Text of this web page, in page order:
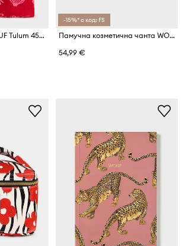
Памучна чанта WOUF Tulum 45 x 65 cm
-15%* с код: FS
Памучна козметична чанта WOUF Goa 30 x 10 x 22 cm
54,99 €